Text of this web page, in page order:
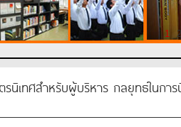
1 2
เทศสำหรับผู้บริหาร กลยุทธ์ในการนิ